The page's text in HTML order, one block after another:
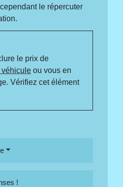
le répercuter
le prix de
véhicule ou vous en
Vérifiez cet élément
!